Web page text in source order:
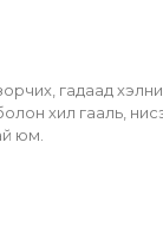
гадаад
хил гааль,
юм.